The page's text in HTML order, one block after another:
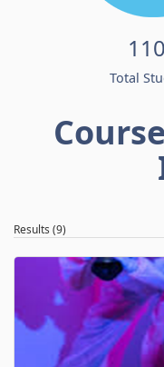
Total
Results (9)